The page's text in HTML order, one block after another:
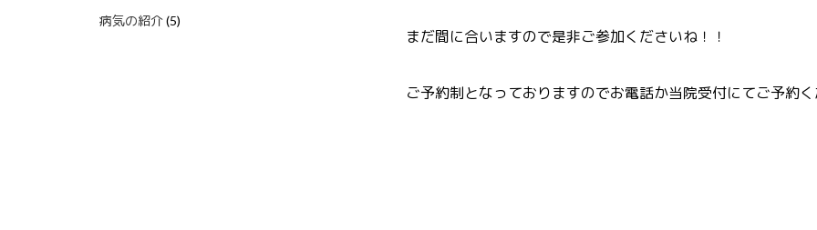
まだ間に合いますので是非ご参加くださいね！！
ご予約制となっておりますのでお電話か当院受付にてご予約
病気の紹介(5)